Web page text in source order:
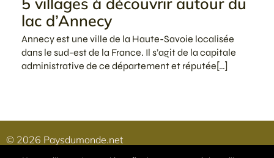
lac d’Annecy
Annecy est une ville de la Haute-Savoie localisée
dans le sud-est de la France. Il s’agit de la capitale
administrative de ce département et réputée[…]
© 2026 Paysdumonde.net